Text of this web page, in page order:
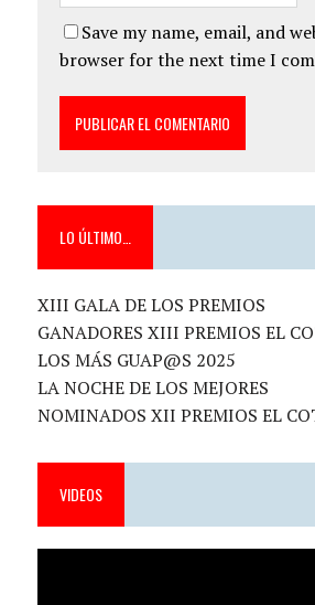
Save my name, email, and
browser for the next time I
LO ÚLTIMO…
XIII GALA DE LOS PREMIOS
GANADORES XIII PREMIOS EL
LOS MÁS GUAP@S 2025
LA NOCHE DE LOS MEJORES
NOMINADOS XII PREMIOS EL
VIDEOS